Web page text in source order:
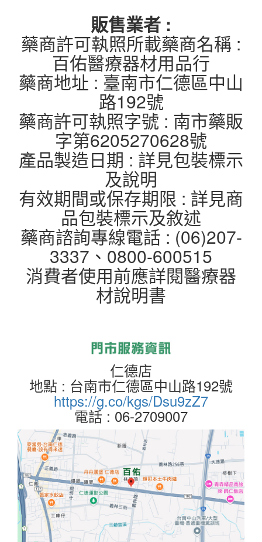
販售業者 :
藥商許可執照所載藥商名稱 :
百佑醫療器材用品行
藥商地址 : 臺南市仁德區中山
路192號
藥商許可執照字號 : 南市藥販
字第6205270628號
產品製造日期 : 詳見包裝標示
及說明
有效期間或保存期限 : 詳見商
品包裝標示及敘述
藥商諮詢專線電話 : (06)207-
3337、0800-600515
消費者使用前應詳閱醫療器
材說明書
仁德店
地點 : 台南市仁德區中山路192號
https://g.co/kgs/Dsu9zZ7
電話 : 06-2709007